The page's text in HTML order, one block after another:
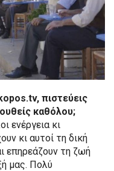
.tv, πιστεύεις
καθόλου;
ενέργεια κι
κι αυτοί τη δική
επηρεάζουν τη ζωή
μας. Πολύ